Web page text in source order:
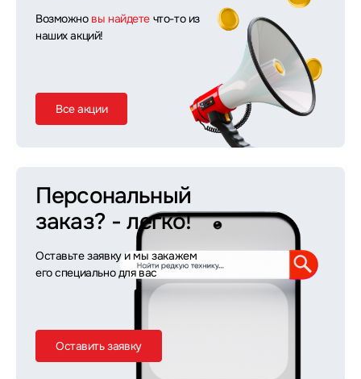
Возможно вы найдете что-то из
наших акций!
Все акции
Персональный
заказ? - легко!
Оставьте заявку и мы закажем
его специально для вас
Оставить заявку